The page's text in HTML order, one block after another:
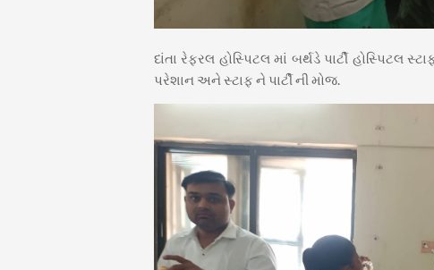
દાંતા રેફરલ હોસ્પિટલ માં બર્થડે પાર્ટી હોસ્પિટલ
પરેશાન અને સ્ટાફ ને પાર્ટી ની મોજ.